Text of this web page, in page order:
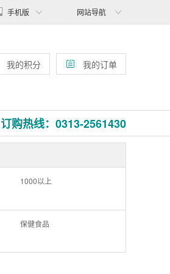
手机版 网站导航
我的订单
我的积分
订购热线：0313-2561430
1000以上
保健食品